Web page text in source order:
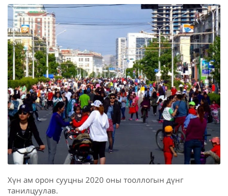
Хүн ам орон сууцны 2020 оны тооллогын дүнг
танилцуулав.